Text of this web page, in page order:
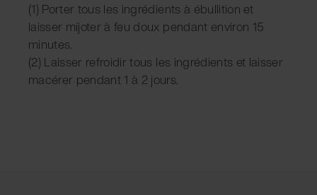
(1) Porter tous les ingrédients à ébullition et
laisser mijoter à feu doux pendant environ 15
minutes.
(2) Laisser refroidir tous les ingrédients et laisser
macérer pendant 1 à 2 jours.